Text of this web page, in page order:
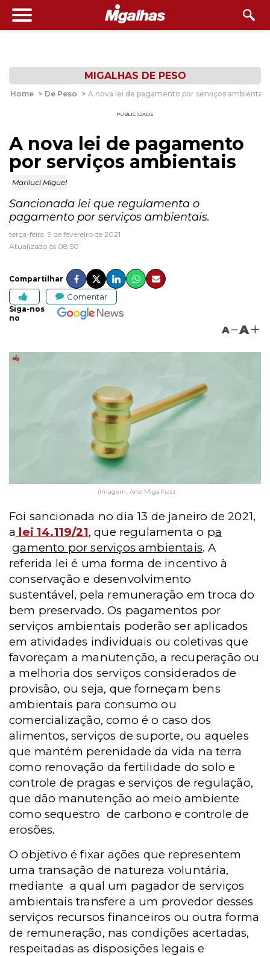
MIGALHAS DE PESO
Home > De Peso > A nova lei de pagamento por serviços ambientais
PUBLICIDADE
A nova lei de pagamento
por serviços ambientais
Mariluci Miguel
Sancionada lei que regulamenta o
pagamento por serviços ambientais.
terça-feira, 9 de fevereiro de 2021
Atualizado às 08:50
Compartilhar
Comentar
Siga-nos
no
A A
(Imagem: Arte Migalhas.)
Foi sancionada no dia 13 de janeiro de 2021,
a lei 14.119/21, que regulamenta o pa
gamento por serviços ambientais. A
referida lei é uma forma de incentivo à
conservação e desenvolvimento
sustentável, pela remuneração em troca do
bem preservado. Os pagamentos por
serviços ambientais poderão ser aplicados
em atividades individuais ou coletivas que
favoreçam a manutenção, a recuperação ou
a melhoria dos serviços considerados de
provisão, ou seja, que forneçam bens
ambientais para consumo ou
comercialização, como é o caso dos
alimentos, serviços de suporte, ou aqueles
que mantém perenidade da vida na terra
como renovação da fertilidade do solo e
controle de pragas e serviços de regulação,
que dão manutenção ao meio ambiente
como sequestro de carbono e controle de
erosões.
O objetivo é fixar ações que representem
uma transação de natureza voluntária,
mediante a qual um pagador de serviços
ambientais transfere a um provedor desses
serviços recursos financeiros ou outra forma
de remuneração, nas condições acertadas,
respeitadas as disposições legais e